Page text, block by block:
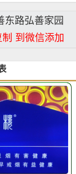
东路弘善家园
制 到微信添加